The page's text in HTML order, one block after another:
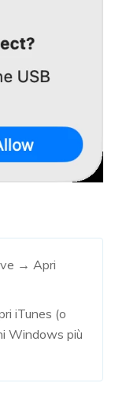
→ Apri
iTunes (o
Windows più